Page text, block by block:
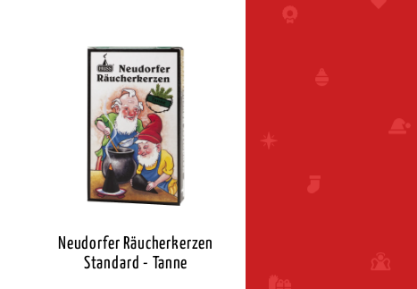
Neudorfer Räucherkerzen
Standard - Tanne
Standard - Weihnacht